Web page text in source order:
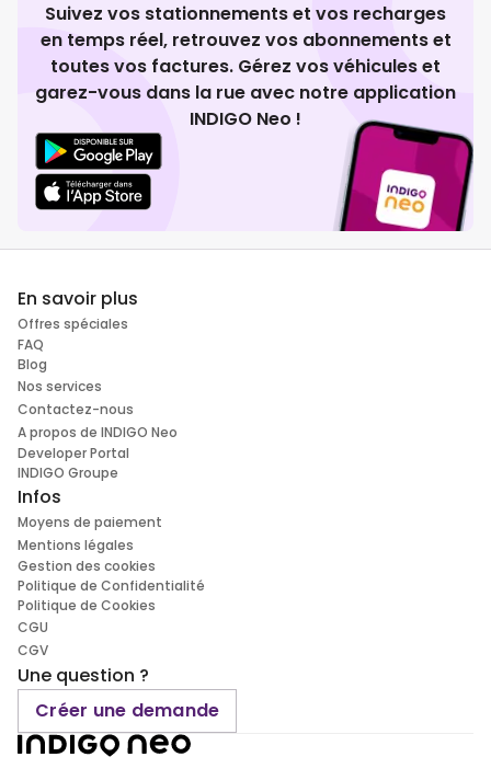
Suivez vos stationnements et vos recharges
en temps réel, retrouvez vos abonnements et
toutes vos factures. Gérez vos véhicules et
garez-vous dans la rue avec notre application
INDIGO Neo !
En savoir plus
Offres spéciales
FAQ
Blog
Nos services
Contactez-nous
A propos de INDIGO Neo
Developer Portal
INDIGO Groupe
Infos
Moyens de paiement
Mentions légales
Gestion des cookies
Politique de Confidentialité
Politique de Cookies
CGU
CGV
Une question ?
Créer une demande